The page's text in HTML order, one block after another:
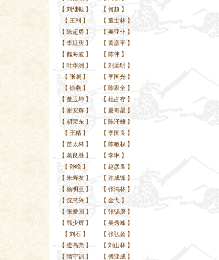
【 刘继银 】 【 何超 】
【 王利 】 【 董士林 】
【 陈超勇 】 【 吴亚非 】
【 李延庆】 【 黄彦平 】
【 魏海波 】 【 陈伟 】
【 叶华洲 】 【 刘远明 】
【 张照 】 【 李国光 】
【 徐燕】 【 陈家全 】
【 董玉坤】 【 杜占存 】
【 谢安辉】 【 夏奇星 】
【 胡荣东】 【 陈泽雄 】
【 王精】 【 李国良 】
【 苗太林】 【 陈敏权 】
【 葛良胜】 【 李琳 】
【 孙峰】 【 赵彦良 】
【 朱寿友】 【 许成锋 】
【 杨明臣 】 【 张鸿林 】
【 沈慧兴】 【 金弋 】
【 张爱国 】 【 张锡庚 】
【 韩少辉】 【 吴秀峰 】
【 刘石】 【 张弘扬 】
【 遆高亮】 【 刘山林 】
【 隋守训 】 【 傅亚成 】